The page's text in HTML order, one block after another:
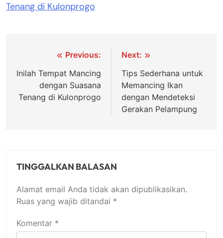
Tenang di Kulonprogo
Navigasi
pos
Previous:
Inilah Tempat Mancing
dengan Suasana
Tenang di Kulonprogo
Next:
Tips Sederhana untuk
Memancing Ikan
dengan Mendeteksi
Gerakan Pelampung
TINGGALKAN BALASAN
Alamat email Anda tidak akan dipublikasikan.
Ruas yang wajib ditandai *
Komentar *